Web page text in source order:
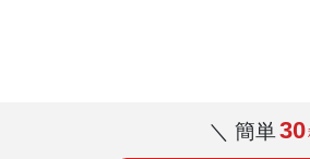
＼ 簡単30